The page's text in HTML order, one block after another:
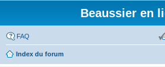
Beaussier en
FAQ
Index du forum